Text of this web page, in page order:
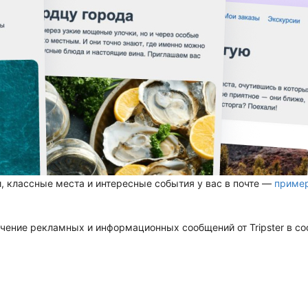
классные места и интересные события у вас в почте —
рекламных и информационных сообщений от Tripster в